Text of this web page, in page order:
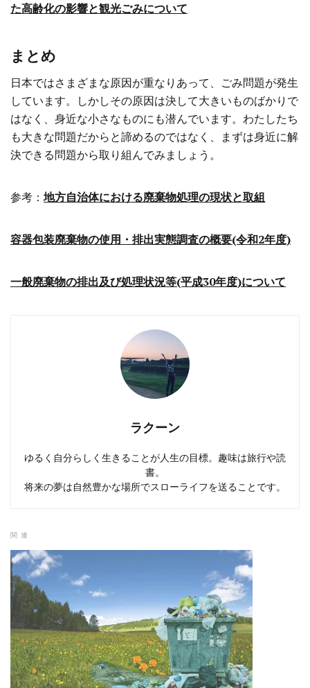
た高齢化の影響と観光ごみについて
まとめ
日本ではさまざまな原因が重なりあって、ごみ問題が発生
しています。しかしその原因は決して大きいものばかりで
はなく、身近な小さなものにも潜んでいます。わたしたち
も大きな問題だからと諦めるのではなく、まずは身近に解
決できる問題から取り組んでみましょう。
参考： 地方自治体における廃棄物処理の現状と取組
容器包装廃棄物の使用・排出実態調査の概要(令和2年度)
一般廃棄物の排出及び処理状況等(平成30年度)について
ラクーン
ゆるく自分らしく生きることが人生の目標。趣味は旅行や読
書。
将来の夢は自然豊かな場所でスローライフを送ることです。
関連